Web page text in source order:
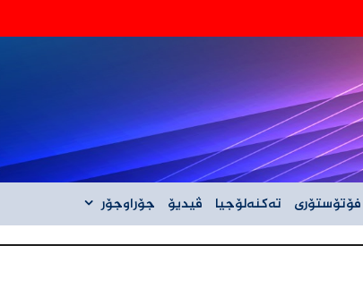
ئێران نیه‌
فۆتۆستۆری تەکنەلۆجیا ڤیدیۆ جۆراوجۆر